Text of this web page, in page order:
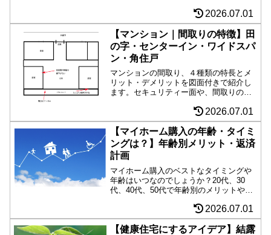
介。噂されている「鬼のような電話や訪
問営業」の真実は？意外な結論がでまし
た。
2026.07.01
【マンション｜間取りの特徴】田
の字・センターイン・ワイドスパ
ン・角住戸
マンションの間取り、４種類の特長とメ
リット・デメリットを図面付きで紹介し
ます。セキュリティー面や、間取りの自
きますので、マンション購入前には一度
チェックを。その後の生活を左右しま
す。
2026.07.01
【マイホーム購入の年齢・タイミ
ングは？】年齢別メリット・返済
計画
マイホーム購入のベストなタイミングや
年齢はいつなのでしょうか？20代、30
代、40代、50代で年齢別のメリットやデ
宅ローン返済計画、資金シミュレーショ
ン一覧表も掲載。マイホーム購入のきっ
かけ作りにお役立てください。
2026.07.01
【健康住宅にするアイデア】結露